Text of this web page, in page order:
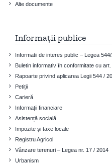
Alte documente
Informații publice
Informatii de interes public – Legea 544/
Buletin informativ în conformitate cu
Rapoarte privind aplicarea Legii 544 /
Petiții
Carieră
Informații financiare
Asistență socială
Impozite și taxe locale
Registru Agricol
Vânzare terenuri – Legea nr. 17 / 2014
Urbanism